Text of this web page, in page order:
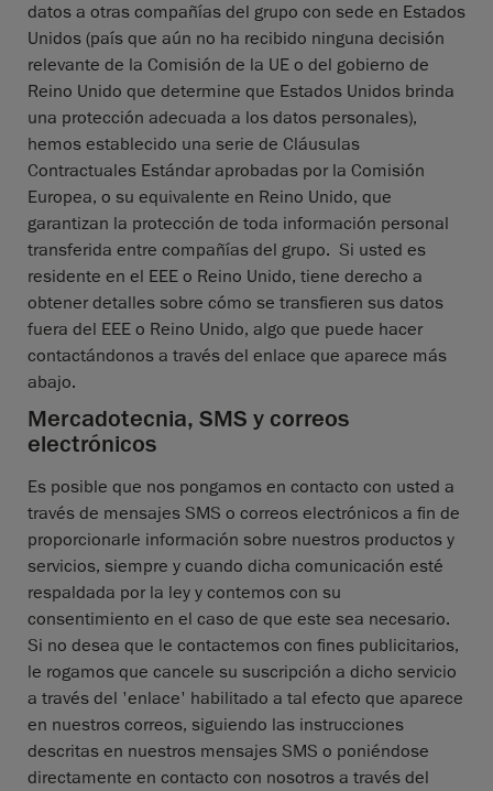
datos a otras compañías del grupo con sede en Estados
Unidos (país que aún no ha recibido ninguna decisión
relevante de la Comisión de la UE o del gobierno de
Reino Unido que determine que Estados Unidos brinda
una protección adecuada a los datos personales),
hemos establecido una serie de Cláusulas
Contractuales Estándar aprobadas por la Comisión
Europea, o su equivalente en Reino Unido, que
garantizan la protección de toda información personal
transferida entre compañías del grupo. Si usted es
residente en el EEE o Reino Unido, tiene derecho a
obtener detalles sobre cómo se transfieren sus datos
fuera del EEE o Reino Unido, algo que puede hacer
contactándonos a través del enlace que aparece más
abajo.
Mercadotecnia, SMS y correos
electrónicos
Es posible que nos pongamos en contacto con usted a
través de mensajes SMS o correos electrónicos a fin de
proporcionarle información sobre nuestros productos y
servicios, siempre y cuando dicha comunicación esté
respaldada por la ley y contemos con su
consentimiento en el caso de que este sea necesario.
Si no desea que le contactemos con fines publicitarios,
le rogamos que cancele su suscripción a dicho servicio
a través del 'enlace' habilitado a tal efecto que aparece
en nuestros correos, siguiendo las instrucciones
descritas en nuestros mensajes SMS o poniéndose
directamente en contacto con nosotros a través del